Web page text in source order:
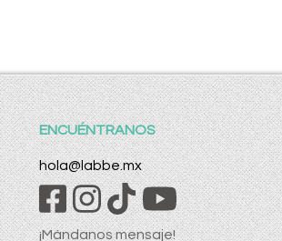
ENCUÉNTRANOS
hola@labbe.mx
¡Mándanos mensaje!